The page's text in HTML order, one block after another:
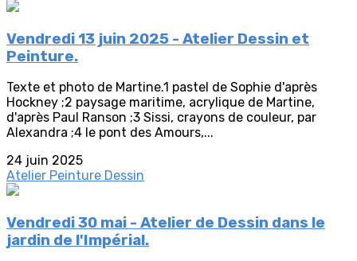
Vendredi 13 juin 2025 - Atelier Dessin et
Peinture.
Texte et photo de Martine.1 pastel de Sophie d'après
Hockney ;2 paysage maritime, acrylique de Martine,
d'après Paul Ranson ;3 Sissi, crayons de couleur, par
Alexandra ;4 le pont des Amours,...
24 juin 2025
Atelier Peinture Dessin
Vendredi 30 mai - Atelier de Dessin dans le
jardin de l'Impérial.